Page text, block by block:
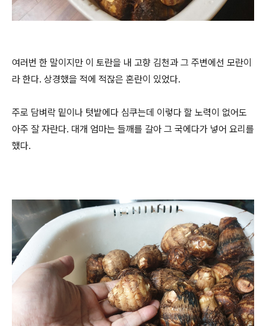
여러번 한 말이지만 이 토란을 내 고향 김천과 그 주변에선 모란이
라 한다. 상경했을 적에 적잖은 혼란이 있었다.
주로 담벼락 밑이나 텃밭에다 심쿠는데 이렇다 할 노력이 없어도
아주 잘 자란다. 대개 엄마는 들깨를 갈아 그 국에다가 넣어 요리를
했다.